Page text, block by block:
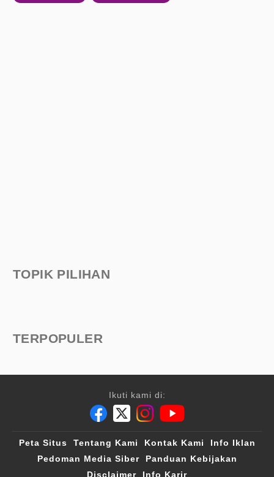
TOPIK PILIHAN
TERPOPULER
Ikuti kami di:
Peta Situs Tentang Kami Kontak Kami
Info Iklan
Pedoman Media Siber
Panduan Kebijakan
Disclaimer
Info Karir